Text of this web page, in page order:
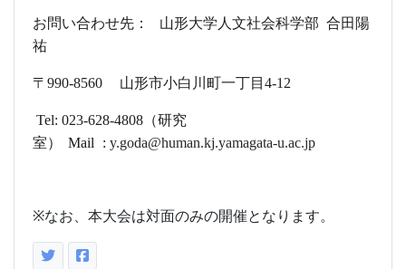
お問い合わせ先： 山形大学人文社会科学部 合田陽
祐
〒 990-8560 山形市小白川町一丁目4-12
Tel: 023-628-4808 （研究
室）
Mail : y.goda@human.kj.yamagata-u.ac.jp
※なお、本大会は対面のみの開催となります。